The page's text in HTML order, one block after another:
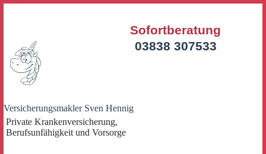
Versicherungsmakler Sven Hennig
Private Krankenversicherung,
Berufsunfähigkeit und Vorsorge
Sofortberatung
03838 307533